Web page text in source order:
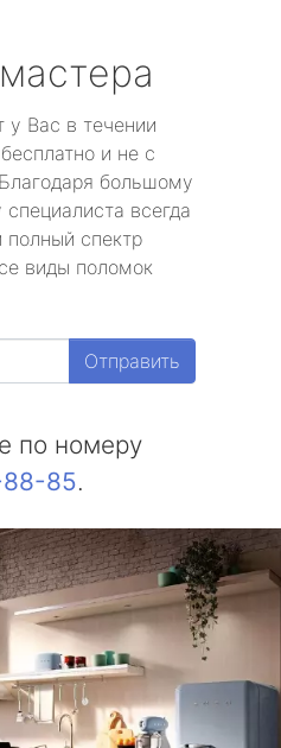
Вас в течении
и не с
большому
всегда
полный спектр
виды поломок
Отправить
по номеру
85.